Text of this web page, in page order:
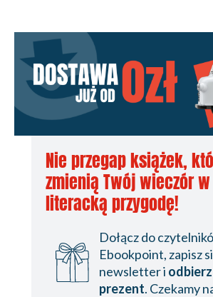
Nie przegap książek,
zmienią Twój wieczór w
literacką przygodę!
Dołącz do
Ebookpoint, zapisz
newsletter i
prezent. Czekamy